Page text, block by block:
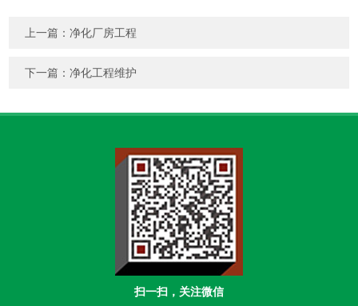
上一篇：净化厂房工程
下一篇：净化工程维护
扫一扫，关注微信